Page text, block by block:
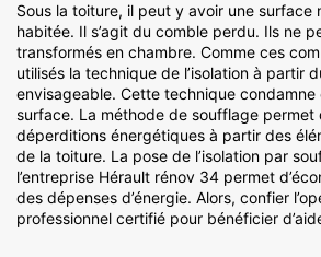
Sous la toiture, il peut y avoir une surface
habitée. Il s’agit du comble perdu. Ils ne
transformés en chambre. Comme ces
utilisés la technique de l’isolation à partir
envisageable. Cette technique condamne
surface. La méthode de soufflage permet
déperditions énergétiques à partir des
de la toiture. La pose de l’isolation par
l’entreprise Hérault rénov 34 permet
des dépenses d’énergie. Alors, confier
professionnel certifié pour bénéficier